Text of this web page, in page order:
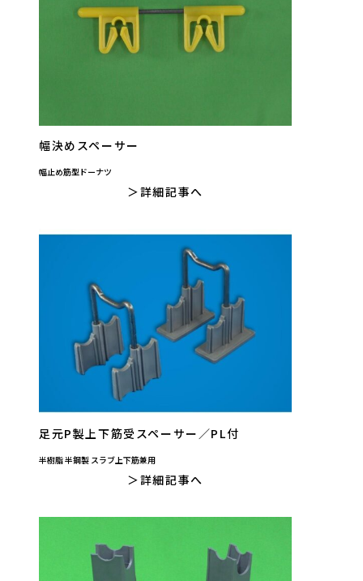
幅決めスペーサー
幅止め筋型ドーナツ
詳細記事へ
足元P製上下筋受スペーサー／PL付
半樹脂 半鋼製 スラブ上下筋兼用
詳細記事へ